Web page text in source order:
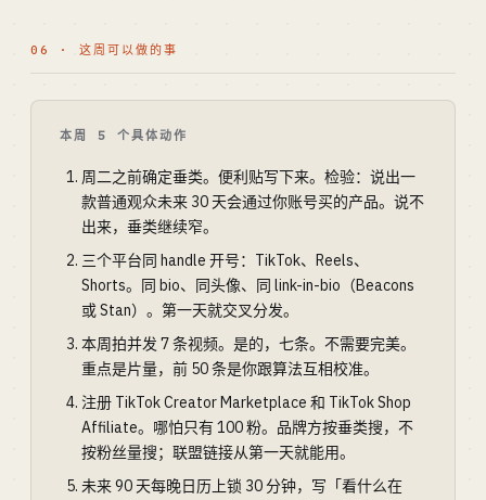
06 · 这周可以做的事
本周 5 个具体动作
周二之前确定垂类。便利贴写下来。检验：说出一
款普通观众未来 30 天会通过你账号买的产品。说不
出来，垂类继续窄。
三个平台同 handle 开号：TikTok、Reels、
Shorts。同 bio、同头像、同 link-in-bio（Beacons
或 Stan）。第一天就交叉分发。
本周拍并发 7 条视频。是的，七条。不需要完美。
重点是片量，前 50 条是你跟算法互相校准。
注册 TikTok Creator Marketplace 和 TikTok Shop
Affiliate。哪怕只有 100 粉。品牌方按垂类搜，不
按粉丝量搜；联盟链接从第一天就能用。
未来 90 天每晚日历上锁 30 分钟，写「看什么在